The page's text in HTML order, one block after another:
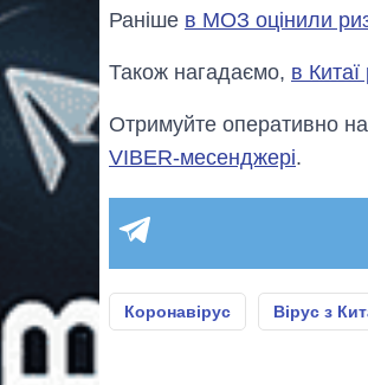
Раніше в МОЗ оцінили
Також нагадаємо, в
Отримуйте оперативно
VIBER-месенджері.
Коронавірус Вірус з